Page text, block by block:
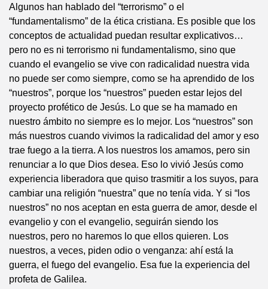
Algunos han hablado del “terrorismo” o el
“fundamentalismo” de la ética cristiana. Es posible que los
conceptos de actualidad puedan resultar explicativos…
pero no es ni terrorismo ni fundamentalismo, sino que
cuando el evangelio se vive con radicalidad nuestra vida
no puede ser como siempre, como se ha aprendido de los
“nuestros”, porque los “nuestros” pueden estar lejos del
proyecto profético de Jesús. Lo que se ha mamado en
nuestro ámbito no siempre es lo mejor. Los “nuestros” son
más nuestros cuando vivimos la radicalidad del amor y eso
trae fuego a la tierra. A los nuestros los amamos, pero sin
renunciar a lo que Dios desea. Eso lo vivió Jesús como
experiencia liberadora que quiso trasmitir a los suyos, para
cambiar una religión “nuestra” que no tenía vida. Y si “los
nuestros” no nos aceptan en esta guerra de amor, desde el
evangelio y con el evangelio, seguirán siendo los
nuestros, pero no haremos lo que ellos quieren. Los
nuestros, a veces, piden odio o venganza: ahí está la
guerra, el fuego del evangelio. Esa fue la experiencia del
profeta de Galilea.